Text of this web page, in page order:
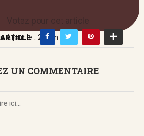
à jour le : 27 juin 2026
Votez pour cet article
ARTICLE
UN COMMENTAIRE